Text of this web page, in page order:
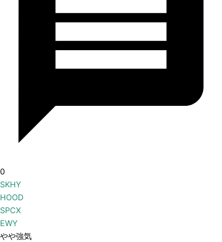
0
SKHY
HOOD
SPCX
EWY
やや強気